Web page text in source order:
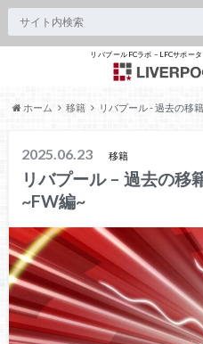
リバプールFCラボ – LFCサポ
ホーム 移籍 リバプール - 過去の移
2025.06.23 移籍
リバプール – 過去の移
~FW編~